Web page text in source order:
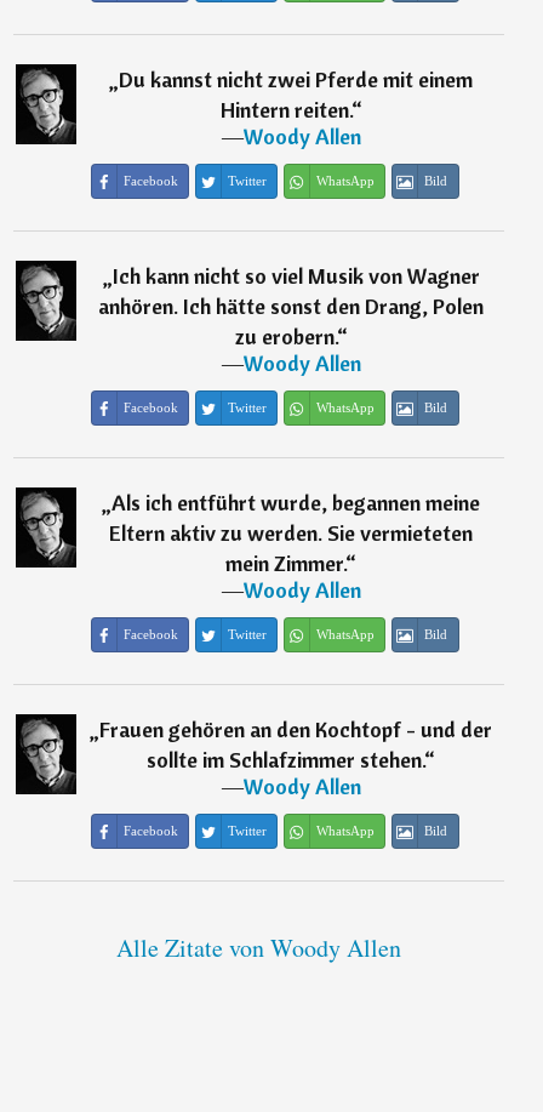
„Du kannst nicht zwei Pferde mit einem
Hintern reiten.“
―Woody Allen
Facebook Twitter WhatsApp Bild
„Ich kann nicht so viel Musik von Wagner
anhören. Ich hätte sonst den Drang, Polen
zu erobern.“
―Woody Allen
Facebook Twitter WhatsApp Bild
„Als ich entführt wurde, begannen meine
Eltern aktiv zu werden. Sie vermieteten
mein Zimmer.“
―Woody Allen
Facebook Twitter WhatsApp Bild
„Frauen gehören an den Kochtopf - und der
sollte im Schlafzimmer stehen.“
―Woody Allen
Facebook Twitter WhatsApp Bild
Alle Zitate von Woody Allen